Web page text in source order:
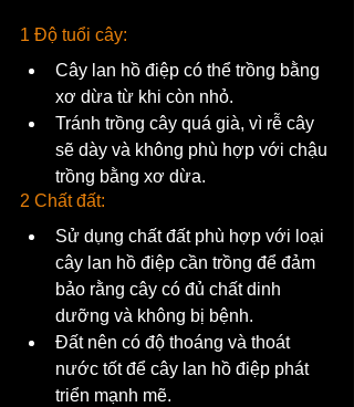
1 Độ tuổi cây:
Cây lan hồ điệp có thể trồng bằng
xơ dừa từ khi còn nhỏ.
Tránh trồng cây quá già, vì rễ cây
sẽ dày và không phù hợp với chậu
trồng bằng xơ dừa.
2 Chất đất:
Sử dụng chất đất phù hợp với loại
cây lan hồ điệp cần trồng để đảm
bảo rằng cây có đủ chất dinh
dưỡng và không bị bệnh.
Đất nên có độ thoáng và thoát
nước tốt để cây lan hồ điệp phát
triển mạnh mẽ.